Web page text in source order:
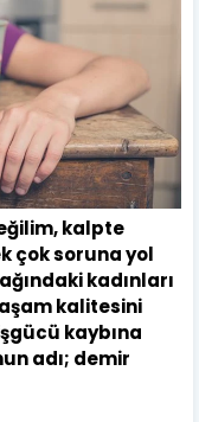
kalpte
çok soruna yol
kadınları
kalitesini
kaybına
adı; demir